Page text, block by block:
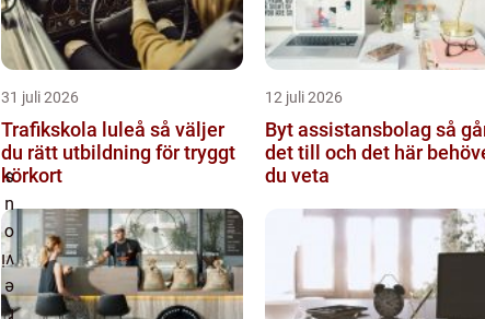
31 juli 2026
Trafikskola luleå så väljer
du rätt utbildning för tryggt
körkort
12 juli 2026
Byt assistansbolag så går
det till och det här
du veta